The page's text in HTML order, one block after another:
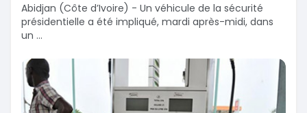
Abidjan (Côte d’Ivoire) - Un véhicule de la sécurité
présidentielle a été impliqué, mardi après-midi, dans
un ...